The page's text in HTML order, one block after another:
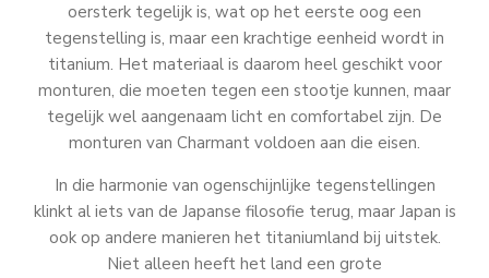
oersterk tegelijk is, wat op het eerste oog een
tegenstelling is, maar een krachtige eenheid wordt in
titanium. Het materiaal is daarom heel geschikt voor
monturen, die moeten tegen een stootje kunnen, maar
tegelijk wel aangenaam licht en comfortabel zijn. De
monturen van Charmant voldoen aan die eisen.
In die harmonie van ogenschijnlijke tegenstellingen
klinkt al iets van de Japanse filosofie terug, maar Japan is
ook op andere manieren het titaniumland bij uitstek.
Niet alleen heeft het land een grote